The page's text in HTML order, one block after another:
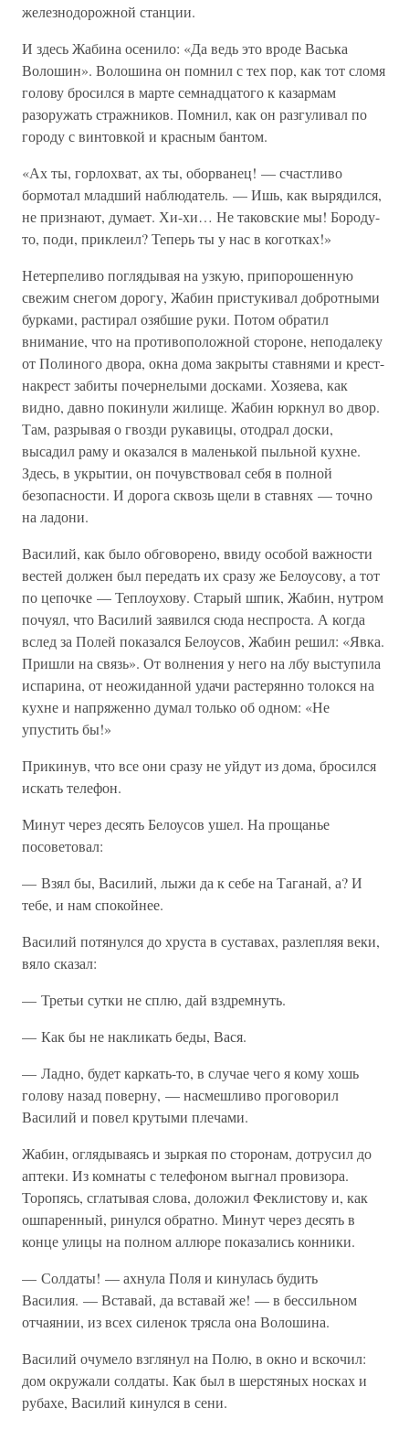
железнодорожной станции.
И здесь Жабина осенило: «Да ведь это вроде Васька
Волошин». Волошина он помнил с тех пор, как тот сломя
голову бросился в марте семнадцатого к казармам
разоружать стражников. Помнил, как он разгуливал по
городу с винтовкой и красным бантом.
«Ах ты, горлохват, ах ты, оборванец! — счастливо
бормотал младший наблюдатель. — Ишь, как вырядился,
не признают, думает. Хи-хи… Не таковские мы! Бороду-
то, поди, приклеил? Теперь ты у нас в коготках!»
Нетерпеливо поглядывая на узкую, припорошенную
свежим снегом дорогу, Жабин пристукивал добротными
бурками, растирал озябшие руки. Потом обратил
внимание, что на противоположной стороне, неподалеку
от Полиного двора, окна дома закрыты ставнями и крест-
накрест забиты почернелыми досками. Хозяева, как
видно, давно покинули жилище. Жабин юркнул во двор.
Там, разрывая о гвозди рукавицы, отодрал доски,
высадил раму и оказался в маленькой пыльной кухне.
Здесь, в укрытии, он почувствовал себя в полной
безопасности. И дорога сквозь щели в ставнях — точно
на ладони.
Василий, как было обговорено, ввиду особой важности
вестей должен был передать их сразу же Белоусову, а тот
по цепочке — Теплоухову. Старый шпик, Жабин, нутром
почуял, что Василий заявился сюда неспроста. А когда
вслед за Полей показался Белоусов, Жабин решил: «Явка.
Пришли на связь». От волнения у него на лбу выступила
испарина, от неожиданной удачи растерянно толокся на
кухне и напряженно думал только об одном: «Не
упустить бы!»
Прикинув, что все они сразу не уйдут из дома, бросился
искать телефон.
Минут через десять Белоусов ушел. На прощанье
посоветовал:
— Взял бы, Василий, лыжи да к себе на Таганай, а? И
тебе, и нам спокойнее.
Василий потянулся до хруста в суставах, разлепляя веки,
вяло сказал:
— Третьи сутки не сплю, дай вздремнуть.
— Как бы не накликать беды, Вася.
— Ладно, будет каркать-то, в случае чего я кому хошь
голову назад поверну, — насмешливо проговорил
Василий и повел крутыми плечами.
Жабин, оглядываясь и зыркая по сторонам, дотрусил до
аптеки. Из комнаты с телефоном выгнал провизора.
Торопясь, сглатывая слова, доложил Феклистову и, как
ошпаренный, ринулся обратно. Минут через десять в
конце улицы на полном аллюре показались конники.
— Солдаты! — ахнула Поля и кинулась будить
Василия. — Вставай, да вставай же! — в бессильном
отчаянии, из всех силенок трясла она Волошина.
Василий очумело взглянул на Полю, в окно и вскочил:
дом окружали солдаты. Как был в шерстяных носках и
рубахе, Василий кинулся в сени.